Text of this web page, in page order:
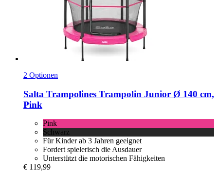
2 Optionen
Salta Trampolines Trampolin Junior Ø 140 cm,
Pink
Pink
Schwarz
Für Kinder ab 3 Jahren geeignet
Fordert spielerisch die Ausdauer
Unterstützt die motorischen Fähigkeiten
€ 119,99